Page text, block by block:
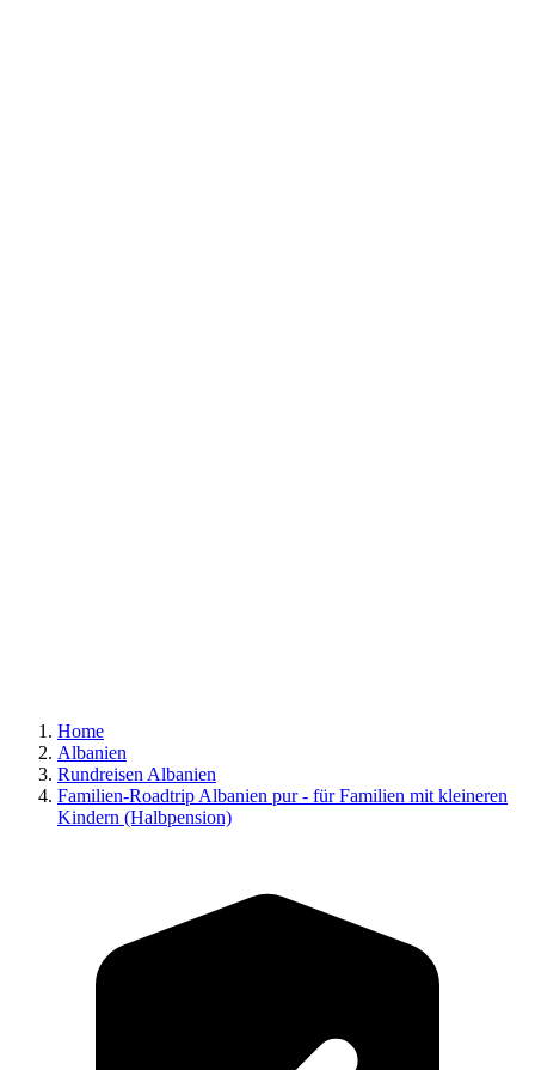
Home
Albanien
Rundreisen Albanien
Familien-Roadtrip Albanien pur - für Familien mit kleineren
Kindern (Halbpension)